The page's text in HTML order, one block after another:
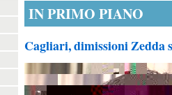
IN PRIMO PIANO
Cagliari, dimissioni Zedda